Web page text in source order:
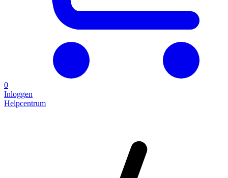
0
Inloggen
Helpcentrum